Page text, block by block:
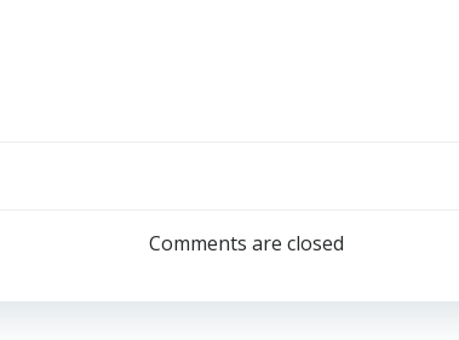
по
записям
Comments are closed